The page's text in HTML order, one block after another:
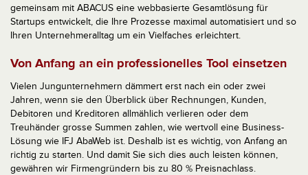
gemeinsam mit ABACUS eine webbasierte Gesamtlösung für
Startups entwickelt, die Ihre Prozesse maximal automatisiert und so
Ihren Unternehmeralltag um ein Vielfaches erleichtert.
Von Anfang an ein professionelles Tool einsetzen
Vielen Jungunternehmern dämmert erst nach ein oder zwei
Jahren, wenn sie den Überblick über Rechnungen, Kunden,
Debitoren und Kreditoren allmählich verlieren oder dem
Treuhänder grosse Summen zahlen, wie wertvoll eine Business-
Lösung wie IFJ AbaWeb ist. Deshalb ist es wichtig, von Anfang an
richtig zu starten. Und damit Sie sich dies auch leisten können,
gewähren wir Firmengründern bis zu 80 % Preisnachlass.